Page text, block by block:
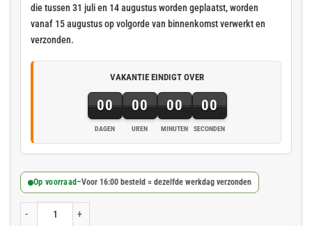
die tussen 31 juli en 14 augustus worden geplaatst, worden
vanaf 15 augustus op volgorde van binnenkomst verwerkt en
verzonden.
VAKANTIE EINDIGT OVER
00
DAGEN
00
UREN
00
MINUTEN
00
SECONDEN
Op voorraad –Voor 16:00 besteld = dezelfde werkdag verzonden
Grijs afdekzeil 10x15m 150gr/m² aantal